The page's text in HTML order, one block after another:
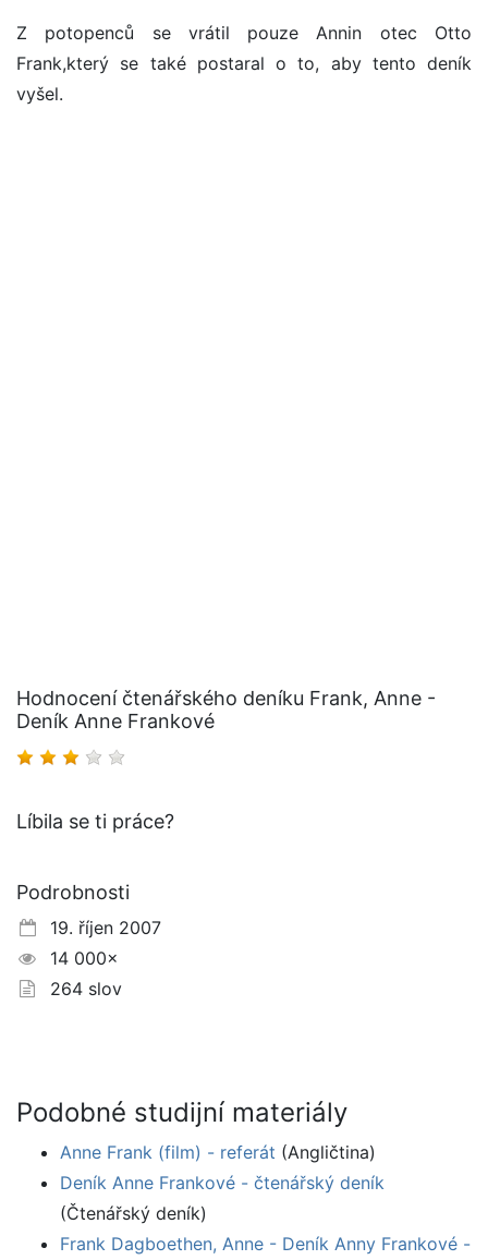
Z potopenců se vrátil pouze Annin otec Otto
Frank,který se také postaral o to, aby tento deník
vyšel.
Hodnocení čtenářského deníku Frank, Anne -
Deník Anne Frankové
Líbila se ti práce?
Podrobnosti
19. říjen 2007
14 000×
264 slov
Podobné studijní materiály
Anne Frank (film) - referát (Angličtina)
Deník Anne Frankové - čtenářský deník
(Čtenářský deník)
Frank Dagboethen, Anne - Deník Anny Frankové -